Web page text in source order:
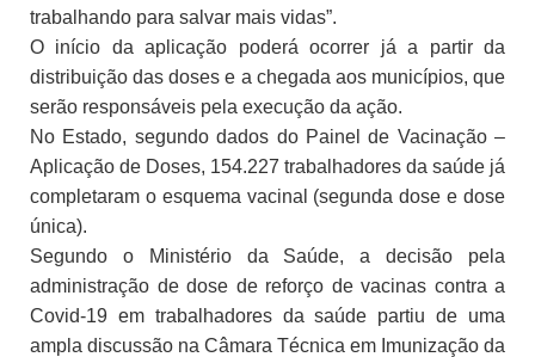
trabalhando para salvar mais vidas”.
O início da aplicação poderá ocorrer já a partir da
distribuição das doses e a chegada aos municípios, que
serão responsáveis pela execução da ação.
No Estado, segundo dados do Painel de Vacinação –
Aplicação de Doses, 154.227 trabalhadores da saúde já
completaram o esquema vacinal (segunda dose e dose
única).
Segundo o Ministério da Saúde, a decisão pela
administração de dose de reforço de vacinas contra a
Covid-19 em trabalhadores da saúde partiu de uma
ampla discussão na Câmara Técnica em Imunização da